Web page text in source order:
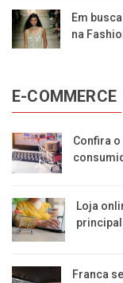
Em
na
E-COMMERCE
Confira
Loja
Franca